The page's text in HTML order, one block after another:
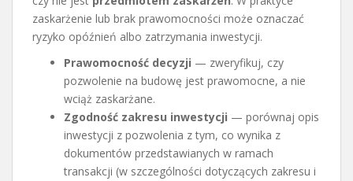
zaskarżenie lub brak prawomocności może oznaczać
ryzyko opóźnień albo zatrzymania inwestycji.
Prawomocność decyzji — zweryfikuj, czy
pozwolenie na budowę jest prawomocne, a nie
wciąż zaskarżane.
Zgodność zakresu inwestycji — porównaj opis
inwestycji z pozwolenia z tym, co wynika z
dokumentów przedstawianych w ramach
transakcji (w szczególności dotyczących zakresu i